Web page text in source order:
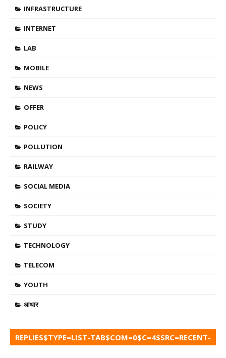
INFRASTRUCTURE
INTERNET
LAB
MOBILE
NEWS
OFFER
POLICY
POLLUTION
RAILWAY
SOCIAL MEDIA
SOCIETY
STUDY
TECHNOLOGY
TELECOM
YOUTH
आधार
REPLIES$TYPE=LIST-TAB$COM=0$C=4$SRC=RECENT-